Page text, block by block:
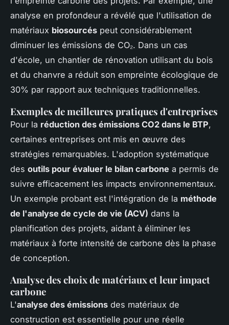
analyse en profondeur a révélé que l'utilisation de
matériaux biosourcés peut considérablement
diminuer les émissions de CO₂. Dans un cas
d'école, un chantier de rénovation utilisant du bois
et du chanvre a réduit son empreinte écologique de
30% par rapport aux techniques traditionnelles.
Exemples de meilleures pratiques d'entreprises
Pour la réduction des émissions CO2 dans le BTP,
certaines entreprises ont mis en œuvre des
stratégies remarquables. L'adoption systématique
des outils pour évaluer le bilan carbone a permis de
suivre efficacement les impacts environnementaux.
Un exemple probant est l'intégration de la méthode
de l'analyse de cycle de vie (ACV) dans la
planification des projets, aidant à éliminer les
matériaux à forte intensité de carbone dès la phase
de conception.
Analyse des choix de matériaux et leur impact
carbone
L'analyse des émissions des matériaux de
construction est essentielle pour une réelle